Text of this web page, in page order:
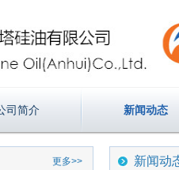
司简介 新闻动态
更多>> 新闻动